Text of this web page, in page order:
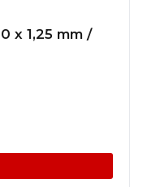
x 1,25 mm /